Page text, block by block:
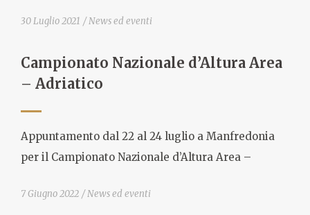
30 Luglio 2021 News ed eventi
Campionato Nazionale d’Altura Area
– Adriatico
Appuntamento dal 22 al 24 luglio a Manfredonia
per il Campionato Nazionale d’Altura Area –
7 Giugno 2022 News ed eventi